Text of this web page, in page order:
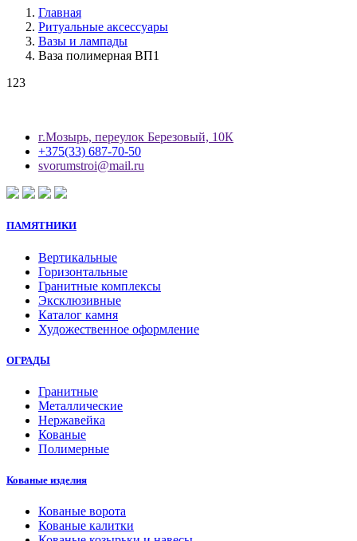
Главная
Ритуальные аксессуары
Вазы и лампады
Ваза полимерная ВП1
123
г.Мозырь, переулок Березовый, 10К
+375(33) 687-70-50
svorumstroi@mail.ru
ПАМЯТНИКИ
Вертикальные
Горизонтальные
Гранитные комплексы
Эксклюзивные
Каталог камня
Художественное оформление
ОГРАДЫ
Гранитные
Металлические
Нержавейка
Кованые
Полимерные
Кованые изделия
Кованые ворота
Кованые калитки